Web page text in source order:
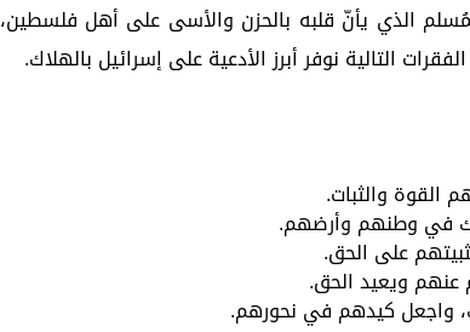
الذي يأنّ قلبه بالحزن والأسى على أهل فلسطين،
التالية نوفر أبرز الأدعية على إسرائيل بالهلاك.
القوة والثبات.
في وطنهم وأرضهم.
على الحق.
عنهم ويعيد الحق.
واجعل كيدهم في نحورهم.